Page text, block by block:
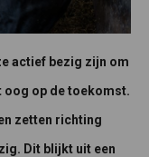
actief bezig zijn om
oog op de toekomst.
zetten richting
Dit blijkt uit een